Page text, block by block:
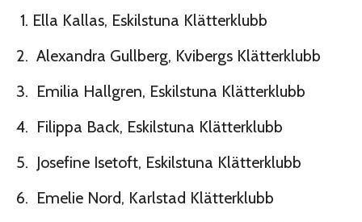
Ella Kallas, Eskilstuna Klätterklubb
Alexandra Gullberg, Kvibergs Klätterklubb
Emilia Hallgren, Eskilstuna Klätterklubb
Filippa Back, Eskilstuna Klätterklubb
Josefine Isetoft, Eskilstuna Klätterklubb
Emelie Nord, Karlstad Klätterklubb